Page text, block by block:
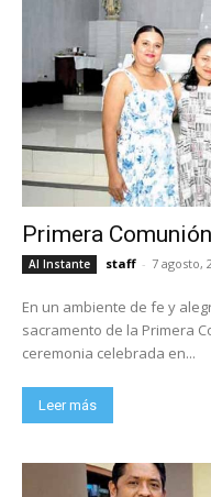
Primera
Al Instante staff - 7 agosto,
En un ambiente de fe y
sacramento de la Primera
ceremonia celebrada en...
Leer más